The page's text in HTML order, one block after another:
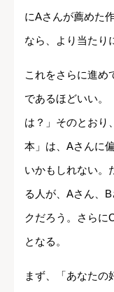
にAさんが薦めた
なら、より当たり
これをさらに進め
であるほどいい。
は？」そのとおり
本」は、Aさんに
いかもしれない。
る人が、Aさん、
クだろう。さらに
となる。
まず、「あなたの